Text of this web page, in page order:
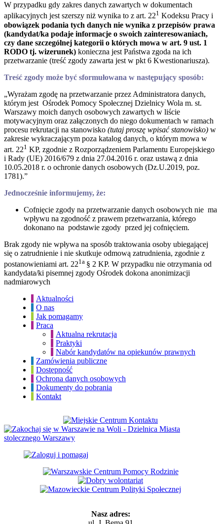
W przypadku gdy zakres danych zawartych w dokumentach
aplikacyjnych jest szerszy niż wynika to z art. 221 Kodeksu Pracy i
obowiązek podania tych danych nie wynika z przepisów prawa
(kandydat/ka podaje informacje o swoich zainteresowaniach,
czy dane szczególnej kategorii o których mowa w art. 9 ust. 1
RODO tj. wizerunek) konieczna jest Państwa zgoda na ich
przetwarzanie (treść zgody zawarta jest w pkt 6 Kwestionariusza).
Treść zgody może być sformułowana w następujący sposób:
„Wyrażam zgodę na przetwarzanie przez Administratora danych,
którym jest Ośrodek Pomocy Społecznej Dzielnicy Wola m. st.
Warszawy moich danych osobowych zawartych w liście
motywacyjnym oraz załączonych do niego dokumentach w ramach
procesu rekrutacji na stanowisko (tutaj proszę wpisać stanowisko) w
zakresie wykraczającym poza katalog danych, o którym mowa w
art. 221 KP, zgodnie z Rozporządzeniem Parlamentu Europejskiego
i Rady (UE) 2016/679 z dnia 27.04.2016 r. oraz ustawą z dnia
10.05.2018 r. o ochronie danych osobowych (Dz.U.2019, poz.
1781).”
Jednocześnie informujemy, że:
Cofnięcie zgody na przetwarzanie danych osobowych nie ma
wpływu na zgodność z prawem przetwarzania, którego
dokonano na podstawie zgody przed jej cofnięciem.
Brak zgody nie wpływa na sposób traktowania osoby ubiegającej
się o zatrudnienie i nie skutkuje odmową zatrudnienia, zgodnie z
postanowieniami art. 221a § 2 KP. W przypadku nie otrzymania od
kandydata/ki pisemnej zgody Ośrodek dokona anonimizacji
nadmiarowych
Aktualności
O nas
Jak pomagamy
Praca
Aktualna rekrutacja
Praktyki
Nabór kandydatów na opiekunów prawnych
Zamówienia publiczne
Dostępność
Ochrona danych osobowych
Dokumenty do pobrania
Kontakt
Nasz adres: